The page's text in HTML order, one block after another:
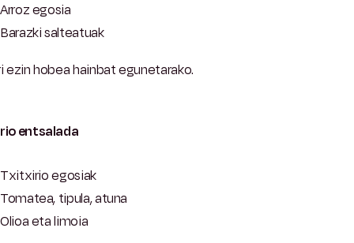
Arroz egosia
Barazki salteatuak
ezin hobea hainbat egunetarako.
entsalada
Txitxirio egosiak
Tomatea, tipula, atuna
Olioa eta limoia